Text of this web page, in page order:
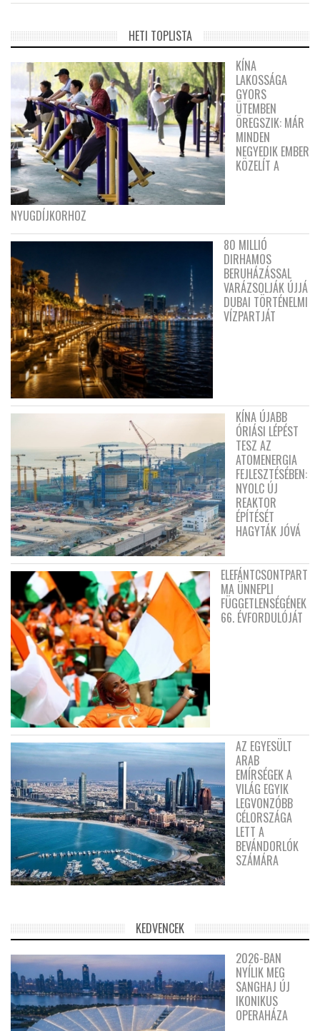
HETI TOPLISTA
KÍNA
LAKOSSÁGA
GYORS
ÜTEMBEN
ÖREGSZIK: MÁR
MINDEN
NEGYEDIK EMBER
KÖZELÍT A
NYUGDÍJKORHOZ
80 MILLIÓ
DIRHAMOS
BERUHÁZÁSSAL
VARÁZSOLJÁK ÚJJÁ
DUBAI TÖRTÉNELMI
VÍZPARTJÁT
KÍNA ÚJABB
ÓRIÁSI LÉPÉST
TESZ AZ
ATOMENERGIA
FEJLESZTÉSÉBEN:
NYOLC ÚJ
REAKTOR
ÉPÍTÉSÉT
HAGYTÁK JÓVÁ
ELEFÁNTCSONTPART
MA ÜNNEPLI
FÜGGETLENSÉGÉNEK
66. ÉVFORDULÓJÁT
AZ EGYESÜLT
ARAB
EMÍRSÉGEK A
VILÁG EGYIK
LEGVONZÓBB
CÉLORSZÁGA
LETT A
BEVÁNDORLÓK
SZÁMÁRA
KEDVENCEK
2026-BAN
NYÍLIK MEG
SANGHAJ ÚJ
IKONIKUS
OPERAHÁZA